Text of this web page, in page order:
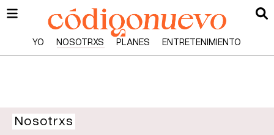
YO NOSOTRXS PLANES ENTRETENIMIENTO
Nosotrxs